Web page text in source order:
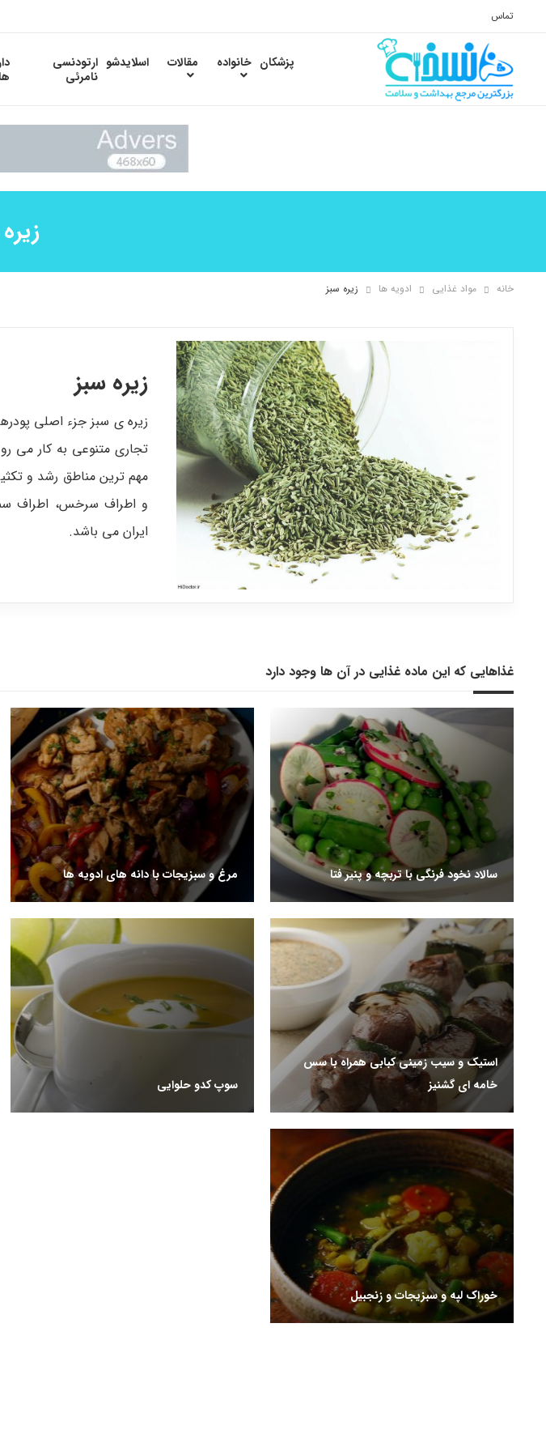
تماس
پزشکان خانواده مقالات اسلایدشو ارتودنسی
نامرئی
ها
خانه مواد غذایی ادویه ها زیره سبز
زیره سبز
زیره ی سبز جزء اصلی
تجاری متنوعی به کار می
مهم ترین مناطق رشد و
و اطراف سرخس، اطراف
ایران می باشد.
غذاهایی که این ماده غذایی در آن ها وجود دارد
سالاد نخود فرنگی با تربچه و پنیر فتا مرغ و سبزیجات با دانه های ادویه ها
استیک و سیب زمینی کبابی همراه با سس
خامه ای گشنیز
سوپ کدو حلوایی
خوراک لپه و سبزیجات و زنجبیل